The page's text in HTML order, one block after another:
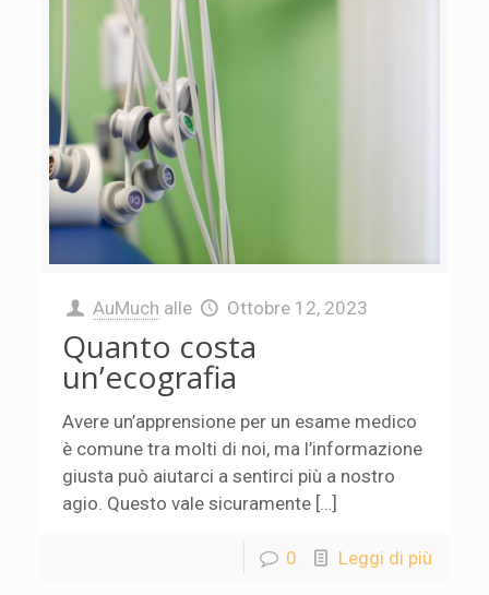
AuMuch alle Ottobre 12, 2023
Quanto costa
un’ecografia
Avere un’apprensione per un esame medico
è comune tra molti di noi, ma l’informazione
giusta può aiutarci a sentirci più a nostro
agio. Questo vale sicuramente […]
0 Leggi di più